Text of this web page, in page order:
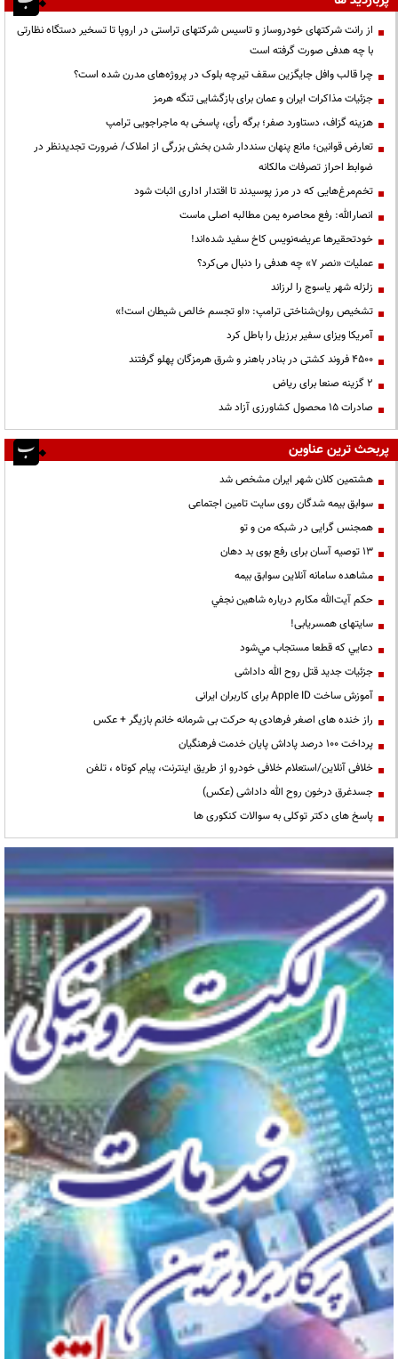
از رانت‌ شرکتهای خودروساز و تاسیس شرکتهای تراستی در اروپا تا تسخیر دستگاه نظارتی
با چه هدفی صورت گرفته است
چرا قالب وافل جایگزین سقف تیرچه بلوک در پروژه‌های مدرن شده است؟
جزئیات مذاکرات ایران و عمان برای بازگشایی تنگه هرمز
هزینه گزاف، دستاورد صفر؛ برگه رأی، پاسخی به ماجراجویی ترامپ
تعارض قوانین؛ مانع پنهان سنددار شدن بخش بزرگی از املاک/ ضرورت تجدیدنظر در
ضوابط احراز تصرفات مالکانه
تخم‌مرغ‌هایی که در مرز پوسیدند تا اقتدار اداری اثبات شود
انصارالله: رفع محاصره یمن مطالبه اصلی ماست
خودتحقیرها عریضه‌نویس کاخ سفید شده‌اند!
عملیات «نصر ۷» چه هدفی را دنبال می‌کرد؟
زلزله شهر یاسوج را لرزاند
تشخیص روان‌شناختی ترامپ: «او تجسم خالص شیطان است!»
آمریکا ویزای سفیر برزیل را باطل کرد
۴۵۰۰ فروند کشتی در بنادر باهنر و شرق هرمزگان پهلو گرفتند
۲ گزینه صنعا برای ریاض
صادرات ۱۵ محصول کشاورزی آزاد شد
پربحث ترین عناوین
هشتمین کلان شهر ایران مشخص شد
سوابق بیمه شدگان روی سایت تامین اجتماعی
همجنس گرایی در شبکه من و تو
13 توصیه آسان برای رفع بوی بد دهان
مشاهده سامانه آنلاين سوابق بیمه
حكم آيت‌الله مكارم درباره شاهين نجفي
سایتهای همسریابی!
دعايي كه قطعا مستجاب مي‌شود
جزئیات جدید قتل روح الله داداشی
آموزش ساخت Apple ID برای کاربران ایرانی
راز خنده های اصغر فرهادی به حرکت بی شرمانه خانم بازیگر + عکس
پرداخت ۱۰۰ درصد پاداش پایان خدمت فرهنگیان
خلافی آنلاین/استعلام خلافی خودرو از طریق اینترنت، پیام کوتاه ، تلفن
جسدغرق درخون روح الله داداشی (عکس)
پاسخ های دکتر توکلی به سوالات کنکوری ها